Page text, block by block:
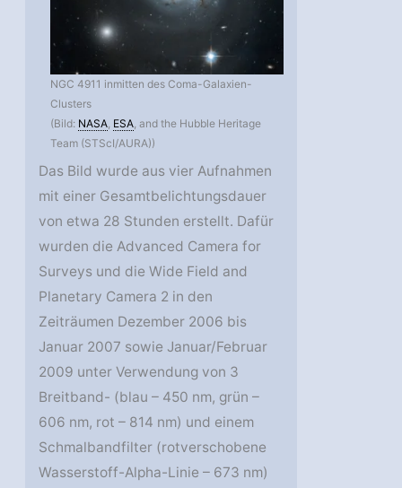
NGC 4911 inmitten des Coma-Galaxien-
Clusters
(Bild: NASA, ESA, and the Hubble Heritage
Team (STScI/AURA))
Das Bild wurde aus vier Aufnahmen
mit einer Gesamtbelichtungsdauer
von etwa 28 Stunden erstellt. Dafür
wurden die Advanced Camera for
Surveys und die Wide Field and
Planetary Camera 2 in den
Zeiträumen Dezember 2006 bis
Januar 2007 sowie Januar/Februar
2009 unter Verwendung von 3
Breitband- (blau – 450 nm, grün –
606 nm, rot – 814 nm) und einem
Schmalbandfilter (rotverschobene
Wasserstoff-Alpha-Linie – 673 nm)